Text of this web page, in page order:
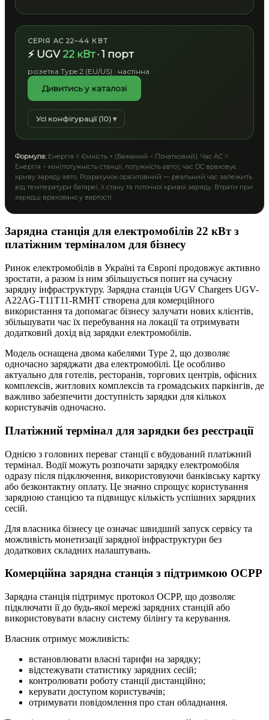
СЕРІЯ AC 22–44 КВТ
⚡ UGV22 кВт· 1 порт
розетка Type 2 (EU/US) · настінна
Дивитись у каталозі
Усі конфігурації (10) ▾
Формула: Енергія = Ємність × (Бажаний − Початковий). Час AC =
Енергія ÷ мін(потужність станції; потужність авто); час DC враховує
криву заряду авто. Розрахунок орієнтовний — реальний час залежить
від температури батареї, її стану та поточної кривої заряду. Втрати при
зарядці враховано у вартості.
Зарядна станція для електромобілів 22 кВт з
платіжним терміналом для бізнесу
Ринок електромобілів в Україні та Європі продовжує активно
зростати, а разом із ним збільшується попит на сучасну
зарядну інфраструктуру. Зарядна станція UGV Chargers UGV-
A22AG-T11T11-RMHT створена для комерційного
використання та допомагає бізнесу залучати нових клієнтів,
збільшувати час їх перебування на локації та отримувати
додатковий дохід від зарядки електромобілів.
Модель оснащена двома кабелями Type 2, що дозволяє
одночасно заряджати два електромобілі. Це особливо
актуально для готелів, ресторанів, торгових центрів, офісних
комплексів, житлових комплексів та громадських паркінгів, де
важливо забезпечити доступність зарядки для кількох
користувачів одночасно.
Платіжний термінал для зарядки без реєстрації
Однією з головних переваг станції є вбудований платіжний
термінал. Водії можуть розпочати зарядку електромобіля
одразу після підключення, використовуючи банківську картку
або безконтактну оплату. Це значно спрощує користування
зарядною станцією та підвищує кількість успішних зарядних
сесій.
Для власника бізнесу це означає швидший запуск сервісу та
можливість монетизації зарядної інфраструктури без
додаткових складних налаштувань.
Комерційна зарядна станція з підтримкою OCPP
Зарядна станція підтримує протокол OCPP, що дозволяє
підключати її до будь-якої мережі зарядних станцій або
використовувати власну систему білінгу та керування.
Власник отримує можливість:
встановлювати власні тарифи на зарядку;
відстежувати статистику зарядних сесій;
контролювати роботу станції дистанційно;
керувати доступом користувачів;
отримувати повідомлення про стан обладнання.